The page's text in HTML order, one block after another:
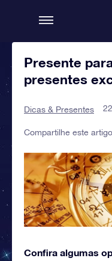
Presente
presentes
Dicas & Presentes
Compartilhe este
Confira algumas